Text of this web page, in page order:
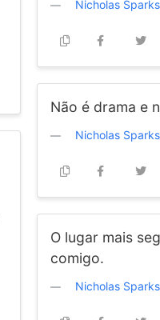
Nicholas Sparks
Não é drama e
Nicholas Sparks
O lugar mais
comigo.
Nicholas Sparks